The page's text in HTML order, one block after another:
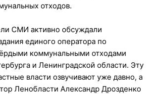
отходов.
СМИ активно обсуждали
единого оператора по
коммунальными отходами
и Ленинградской области. Эту
власти озвучивают уже давно, а
Ленобласти Александр Дрозденко